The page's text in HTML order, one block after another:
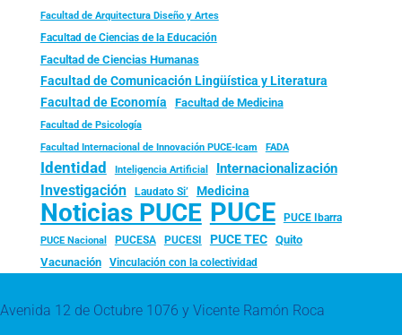
Facultad de Arquitectura Diseño y Artes
Facultad de Ciencias de la Educación
Facultad de Ciencias Humanas
Facultad de Comunicación Lingüística y Literatura
Facultad de Economía Facultad de Medicina
Facultad de Psicología
Facultad Internacional de Innovación PUCE-Icam FADA
Identidad Inteligencia Artificial Internacionalización
Investigación Laudato Si’ Medicina
Noticias PUCE PUCE PUCE Ibarra
PUCE Nacional PUCESA PUCESI PUCE TEC
Quito
Vacunación
Vinculación con la colectividad
Avenida 12 de Octubre 1076 y Vicente Ramón Roca